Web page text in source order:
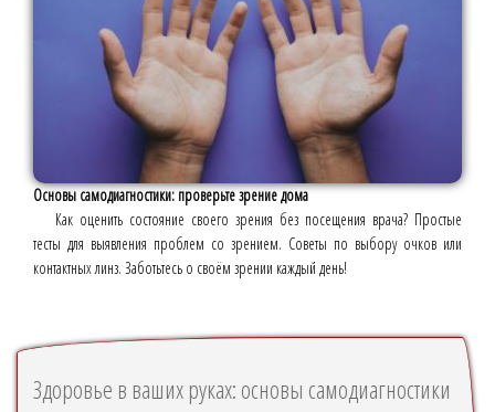
Основы самодиагностики: проверьте зрение дома
Как оценить состояние своего зрения без посещения врача? Простые
тесты для выявления проблем со зрением. Советы по выбору очков или
контактных линз. Заботьтесь о своём зрении каждый день!
Здоровье в ваших руках: основы самодиагностики